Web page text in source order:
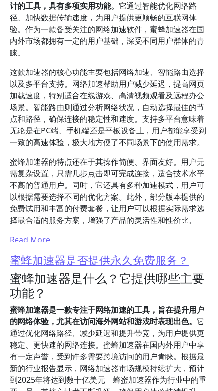
计的工具，具有多项实用功能。 它通过智能优化网络路
径、加快数据传输速度，为用户提供更顺畅的互联网体
验。作为一款备受关注的网络加速软件，蜜蜂加速器在国
内外市场都拥有一定的用户基础，深受不同用户群体的青
睐。
这款加速器的核心功能主要包括网络加速、智能路由选择
以及多平台支持。网络加速帮助用户减少延迟，提高网页
加载速度，特别适合在线游戏、高清视频观看及远程办公
场景。智能路由则通过分析网络状况，自动选择最佳的节
点和路径，确保连接的稳定性和速度。支持多平台意味着
无论是在PC端、手机端还是平板设备上，用户都能享受到
一致的高速体验，极大地方便了不同场景下的使用需求。
蜜蜂加速器的特点还在于其操作简便、界面友好。用户无
需复杂设置，只需几步点击即可完成连接，适合技术水平
不高的普通用户。同时，它还具有多种加速模式，用户可
以根据需要选择不同的优化方案。此外，部分版本提供的
免费试用和丰富的付费套餐，让用户可以根据实际需求选
择最合适的服务方案，增强了产品的灵活性和性价比。
Read More
蜜蜂加速器是否提供永久免费服务？
蜜蜂加速器是什么？它提供哪些主要
功能？
蜜蜂加速器是一款专注于网络加速的工具，旨在提升用户
的网络体验，尤其在访问海外网站和游戏时表现出色。 它
通过优化网络路径、减少延迟和提升带宽，为用户提供更
稳定、更快速的网络连接。蜜蜂加速器在国内外用户中享
有一定声誉，受到许多需要跨境访问的用户青睐。根据最
新的行业报告显示，网络加速器市场规模持续扩大，预计
到2025年将达到数十亿美元，蜂蜜加速器作为行业中的重